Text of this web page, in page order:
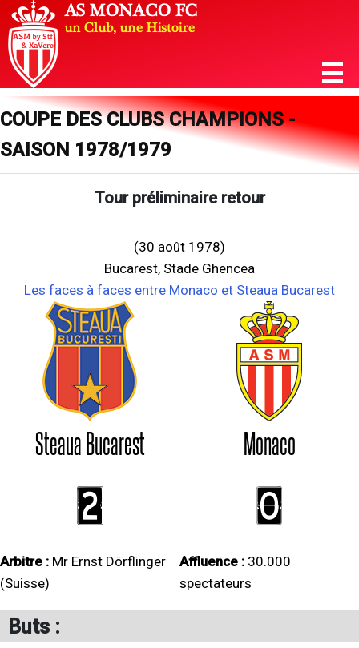
COUPE DES CLUBS CHAMPIONS -
SAISON 1978/1979
Tour préliminaire retour
(30 août 1978)
Bucarest, Stade Ghencea
Les faces à faces entre Monaco et Steaua Bucarest
Steaua Bucarest Monaco
2 0
Arbitre : Mr Ernst Dörflinger
(Suisse)
Affluence : 30.000
spectateurs
Buts :